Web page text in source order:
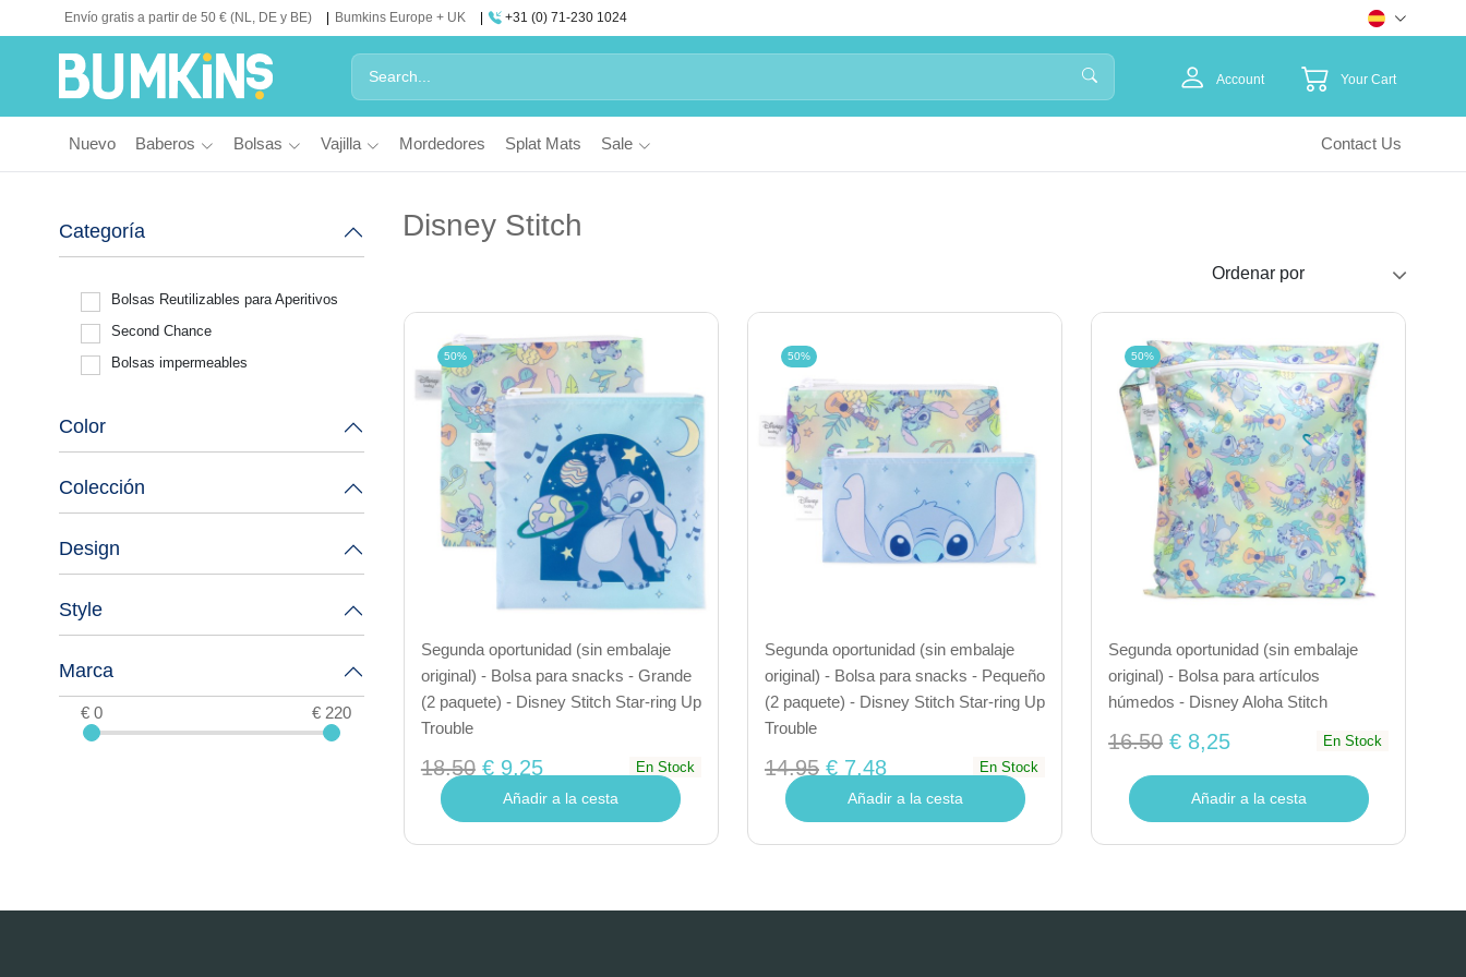
Envío gratis a partir de 50 € (NL, DE y BE) Bumkins Europe + UK +31 (0) 71-230 1024
Account Your Cart
Nuevo Baberos Bolsas Vajilla Mordedores Splat Mats Sale Contact Us
Categoría
Bolsas Reutilizables para Aperitivos
Second Chance
Bolsas impermeables
Color
Colección
Design
Style
Marca
€ 0 € 220
Disney Stitch
50%
Segunda oportunidad (sin embalaje
original) - Bolsa para snacks - Grande
(2 paquete) - Disney Stitch Star-ring Up
Trouble
18.50 € 9,25 En Stock
Añadir a la cesta
50%
Segunda oportunidad (sin embalaje
original) - Bolsa para snacks - Pequeño
(2 paquete) - Disney Stitch Star-ring Up
Trouble
14.95 € 7,48 En Stock
Añadir a la cesta
50%
Segunda oportunidad (sin embalaje
original) - Bolsa para artículos
húmedos - Disney Aloha Stitch
16.50 € 8,25 En Stock
Añadir a la cesta